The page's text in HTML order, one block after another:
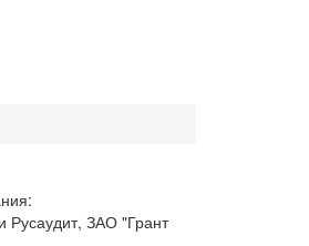
Русаудит, ЗАО "Грант